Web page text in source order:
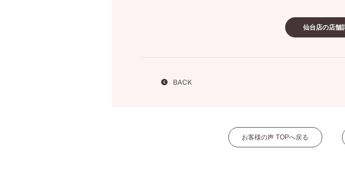
仙台店の店舗
BACK
お客様の声 TOPへ戻る